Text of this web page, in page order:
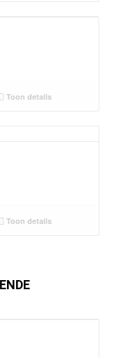
Toon details
Toon details